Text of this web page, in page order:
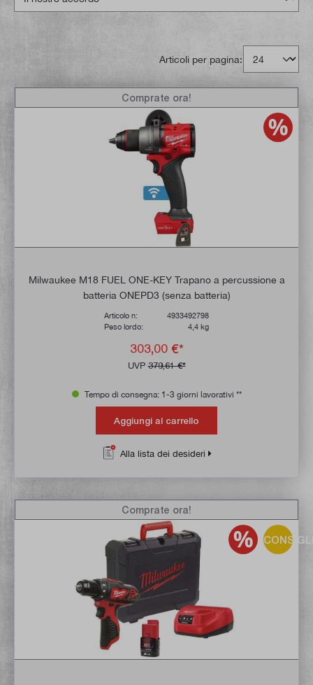
Articoli per pagina:
Milwaukee M18 FUEL ONE-KEY Trapano a percussione a
batteria ONEPD3 (senza batteria)
Articolo n:
4933492798
Peso lordo:
4,4 kg
303,00 €*
UVP379,61 €*
Comprate ora!
Tempo di consegna: 1-3 giorni lavorativi **
Aggiungi al carrello
Alla lista dei desideri
Comprate ora!